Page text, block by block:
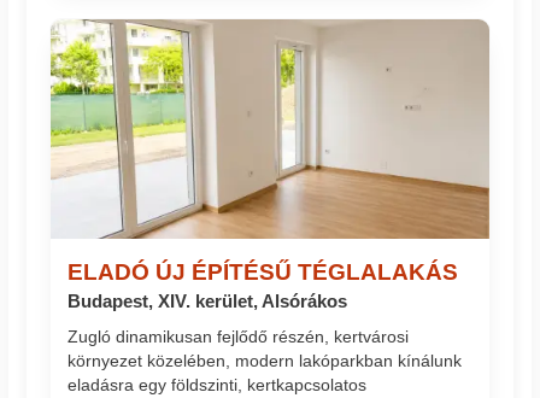
ELADÓ ÚJ ÉPÍTÉSŰ TÉGLALAKÁS
Budapest, XIV. kerület, Alsórákos
Zugló dinamikusan fejlődő részén, kertvárosi
környezet közelében, modern lakóparkban kínálunk
eladásra egy földszinti, kertkapcsolatos